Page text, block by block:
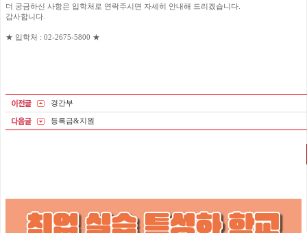
더 궁금하신 사항은 입학처로 연락주시면 자세히 안내해 드리겠습니다.
감사합니다.
★ 입학처 : 02-2675-5800 ★
경간부
등록금&지원